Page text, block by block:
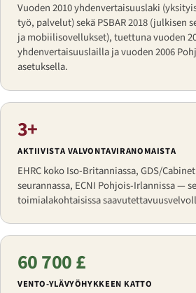
Vuoden 2010 yhdenvertaisuuslaki
työ, palvelut) sekä PSBAR 2018 (julkisen
ja mobiilisovellukset), tuettuna vuoden
yhdenvertaisuuslailla ja vuoden 2006
asetuksella.
3+
AKTIIVISTA VALVONTAVIRANOMAISTA
EHRC koko Iso-Britanniassa, GDS/
seurannassa, ECNI Pohjois-Irlannissa —
toimialakohtaisissa
60 700 £
VENTO-YLÄVYÖHYKKEEN KATTO